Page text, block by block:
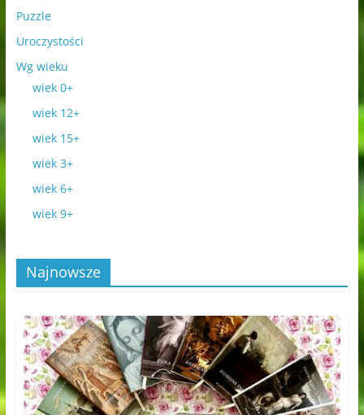
Puzzle
Uroczystości
Wg wieku
wiek 0+
wiek 12+
wiek 15+
wiek 3+
wiek 6+
wiek 9+
Najnowsze